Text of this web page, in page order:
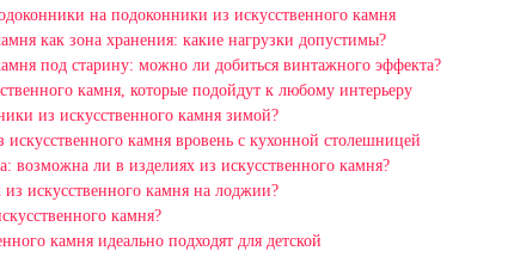
на подоконники из искусственного камня
как зона хранения: какие нагрузки допустимы?
под старину: можно ли добиться винтажного эффекта?
камня, которые подойдут к любому интерьеру
из искусственного камня зимой?
камня вровень с кухонной столешницей
возможна ли в изделиях из искусственного камня?
искусственного камня на лоджии?
камня?
камня идеально подходят для детской